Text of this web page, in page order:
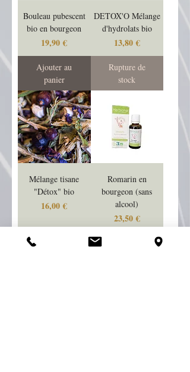
Bouleau pubescent
bio en bourgeon
Prix
19,90 €
Ajouter au
panier
DETOX'O Mélange
d'hydrolats bio
Prix
13,80 €
Rupture de
stock
Mélange tisane
"Détox" bio
Prix
16,00 €
Romarin en
bourgeon (sans
alcool)
Prix
23,50 €